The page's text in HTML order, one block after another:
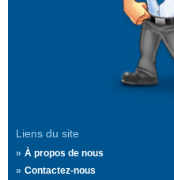
Liens du site
À propos de nous
Contactez-nous